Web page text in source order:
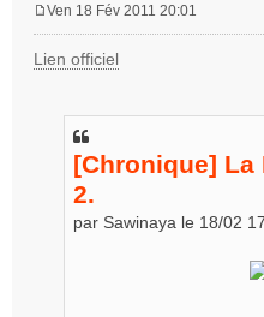
s
Ven 18 Fév 2011 20:01
Lien officiel
[Chronique] La
2.
par Sawinaya le 18/02